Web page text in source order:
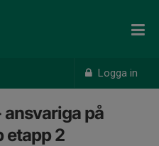
Logga in
ansvariga på
etapp 2